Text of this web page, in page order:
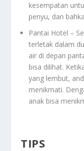
kesempatan
penyu, dan
Pantai Hotel –
terletak dalam
air di depan
bisa dilihat.
yang lembut,
menikmati.
anak bisa
TIPS